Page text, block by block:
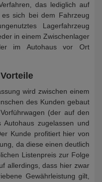
das lediglich auf
sich bei dem Fahrzeug
Lagerfahrzeug
in einem Zwischenlager
im Autohaus vor Ort
wird zwischen einem
des Kunden gebaut
(der auf den
Autohaus zugelassen und
Kunde profitiert hier von
da diese einen deutlich
Listenpreis zur Folge
allerdings, dass hier zwar
Gewährleistung gilt,